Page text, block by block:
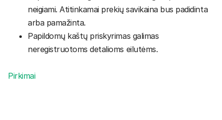
neigiami. Atitinkamai prekių savikaina bus padidinta
arba pamažinta.
Papildomų kaštų priskyrimas galimas
neregistruotoms detalioms eilutėms.
Pirkimai